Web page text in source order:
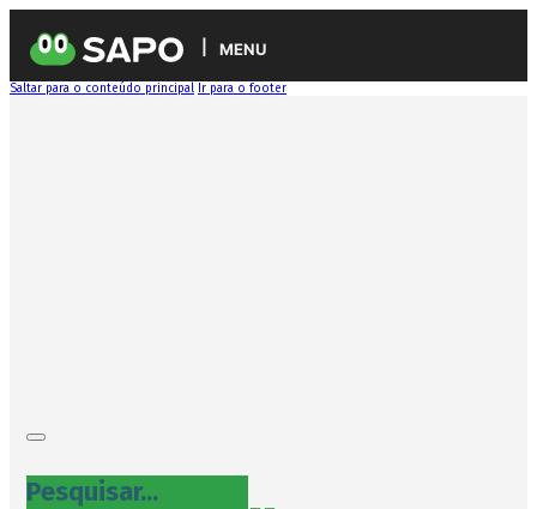
MENU
Saltar para o conteúdo principal Ir para o footer
Pesquisar...